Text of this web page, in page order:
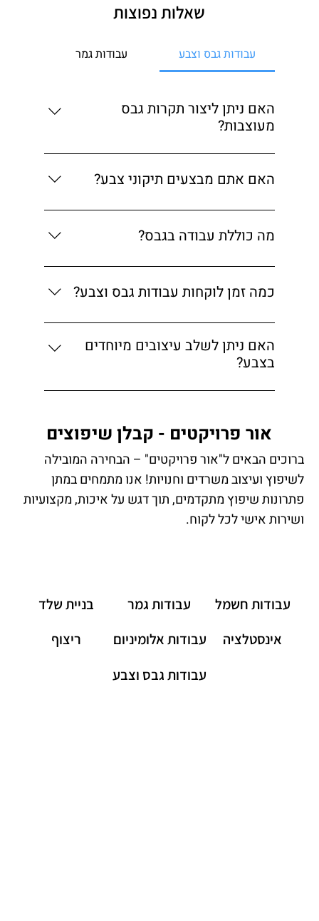
אור פרויקטים - קבלן שיפוצים
ברוכים הבאים ל"אור פרויקטים" – הבחירה המובילה
לשיפוץ ועיצוב משרדים וחנויות! אנו מתמחים במתן
פתרונות שיפוץ מתקדמים, תוך דגש על איכות, מקצועיות
ושירות אישי לכל לקוח.
בניית שלד עבודות גמר
עבודות חשמל
ריצוף
עבודות אלומיניום
אינסטלציה
עבודות גבס וצבע
שאלות נפוצות
עבודות גבס וצבע עבודות גמר
האם ניתן ליצור תקרות גבס
מעוצבות?
בהחלט, אנו מתמחים בתקרות גבס עם תאורה
נסתרת ועיצובים מותאמים אישית.
האם אתם מבצעים תיקוני צבע?
כן, אנו מבצעים תיקוני צבע ותיקוני טיח בכל היקף.
מה כוללת עבודה בגבס?
יצירת קירות, מחיצות, נישות, מדפים ותקרות
בעיצוב מותאם.
כמה זמן לוקחות עבודות גבס וצבע?
משך הזמן משתנה לפי היקף העבודה, בדרך כלל
מספר ימים עד שבועיים.
האם ניתן לשלב עיצובים מיוחדים
בצבע?
כן, אנו מציעים פתרונות יצירתיים כמו אפקטים